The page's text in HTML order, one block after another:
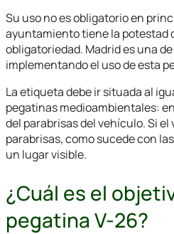
Su uso no es obligatorio en
ayuntamiento tiene la potestad
obligatoriedad. Madrid es una
implementando el uso de esta
La etiqueta debe ir situada al
pegatinas medioambientales:
del parabrisas del vehículo. Si
parabrisas, como sucede con
un lugar visible.
¿Cuál es el
pegatina V-26?